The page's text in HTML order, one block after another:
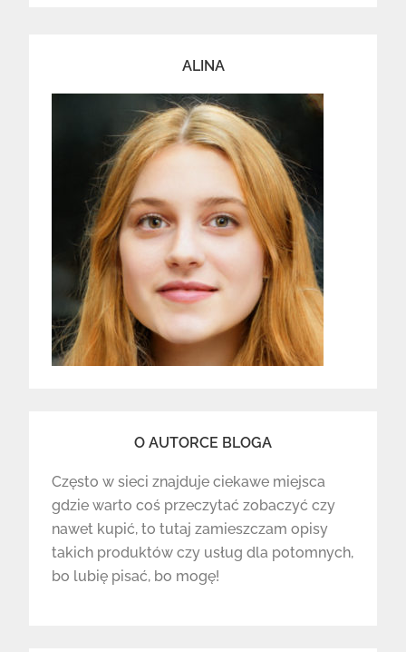
ALINA
O AUTORCE BLOGA
Często w sieci znajduje ciekawe miejsca
gdzie warto coś przeczytać zobaczyć czy
nawet kupić, to tutaj zamieszczam opisy
takich produktów czy usług dla potomnych,
bo lubię pisać, bo mogę!